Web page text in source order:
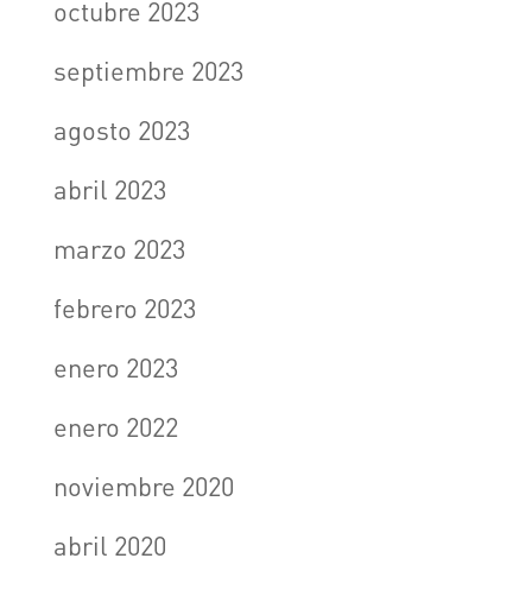
octubre 2023
septiembre 2023
agosto 2023
abril 2023
marzo 2023
febrero 2023
enero 2023
enero 2022
noviembre 2020
abril 2020